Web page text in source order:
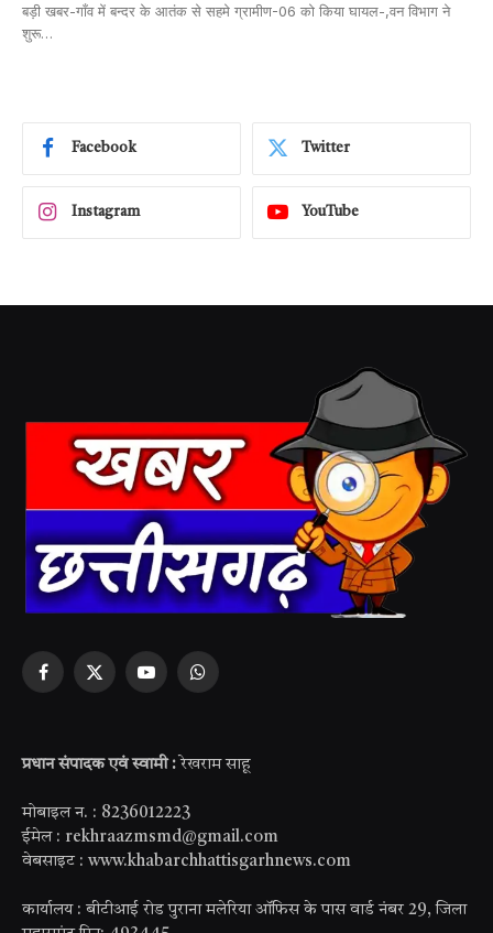
बड़ी खबर-गाँव में बन्दर के आतंक से सहमे ग्रामीण-06 को किया घायल-,वन विभाग ने
शुरू…
Facebook Twitter
Instagram YouTube
Facebook
X
YouTubeWhatsApp
प्रधान संपादक एवं स्वामी : रेखराम साहू
मोबाइल न. : 8236012223
ईमेल : rekhraazmsmd@gmail.com
वेबसाइट : www.khabarchhattisgarhnews.com
कार्यालय : बीटीआई रोड पुराना मलेरिया ऑफिस के पास वार्ड नंबर 29, जिला